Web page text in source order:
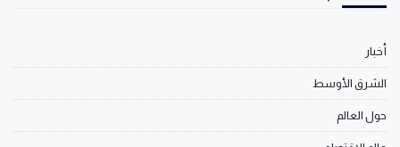
أخبار
الشرق الأوسط
حول العالم